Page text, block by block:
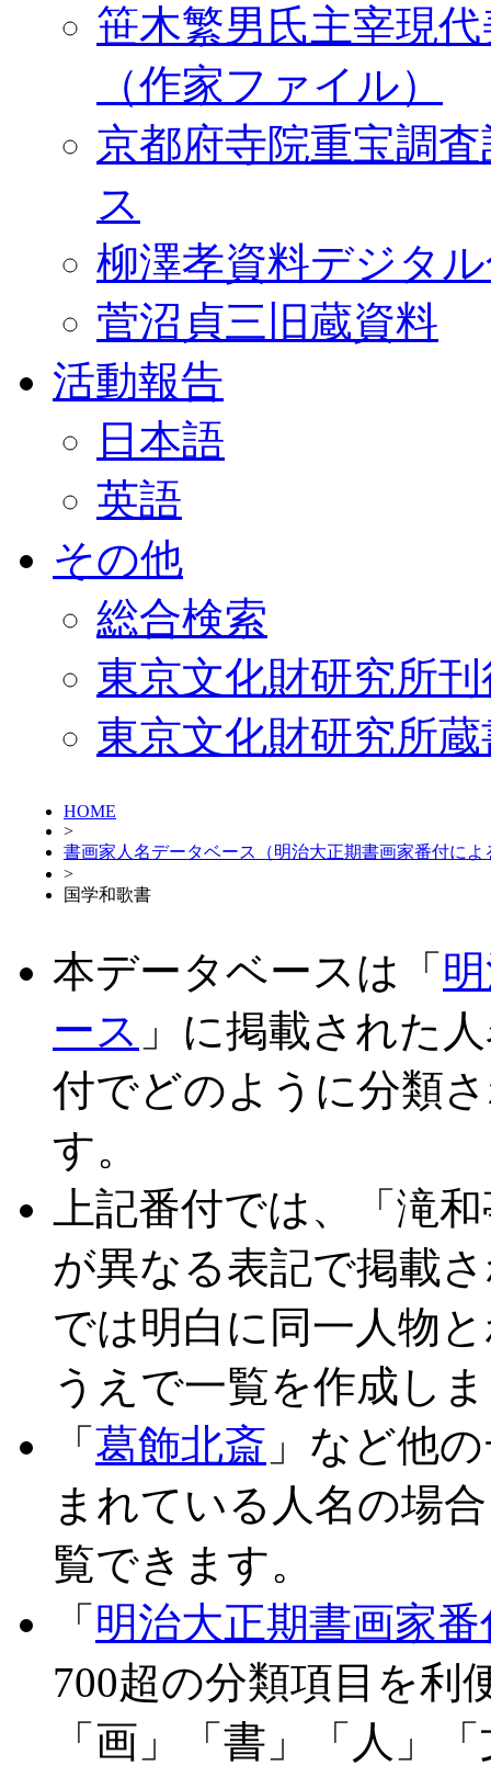
笹木繁男氏主宰現
（作家ファイル）
京都府寺院重宝調
ス
柳澤孝資料デジタ
菅沼貞三旧蔵資料
活動報告
日本語
英語
その他
総合検索
東京文化財研究所
東京文化財研究所
HOME
>
書画家人名データベース（明治大正期書画家番付によ
>
国学和歌書
本データベースは「
ース 」に掲載された
付でどのように分類
す。
上記番付では、「滝
が異なる表記で掲載
では明白に同一人物
うえで一覧を作成し
「 葛飾北斎 」など他
まれている人名の場
覧できます。
「 明治大正期書画家
700超の分類項目を利
「画」「書」「人」